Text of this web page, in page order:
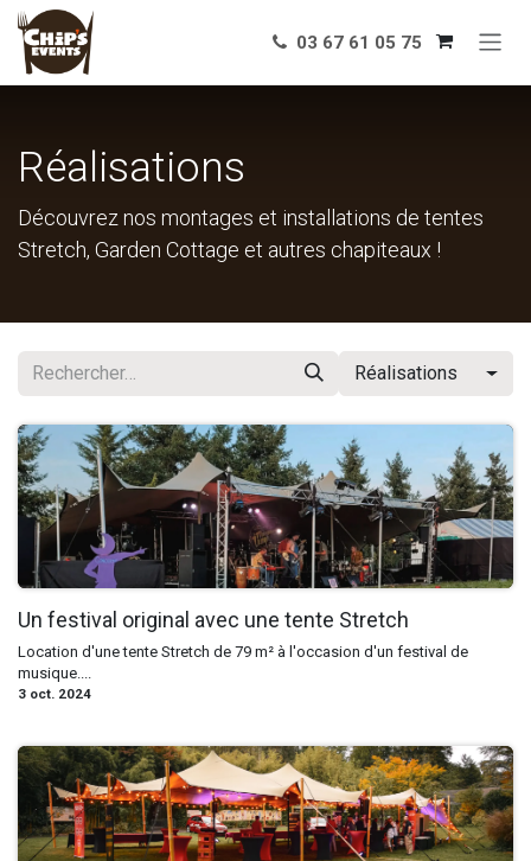
Se rendre au contenu
03 67 61 05 75
Réalisations
Découvrez nos montages et installations de tentes
Stretch, Garden Cottage et autres chapiteaux !
Réalisations
Un festival original avec une tente Stretch
Location d'une tente Stretch de 79 m² à l'occasion d'un festival de
musique....
3 oct. 2024